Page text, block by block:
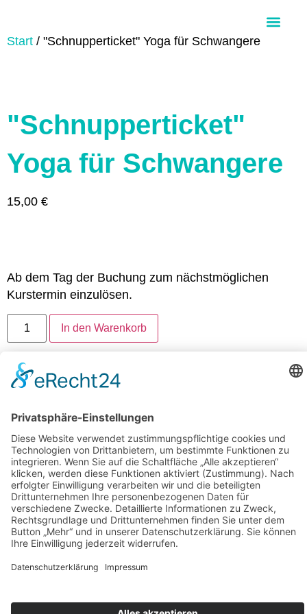
Start / "Schnupperticket" Yoga für Schwangere
"Schnupperticket"
Yoga für Schwangere
15,00 €
Ab dem Tag der Buchung zum nächstmöglichen
Kurstermin einzulösen.
In den Warenkorb
Artikelnummer:3141-5-"SCHNUPPERTICKET"-
Folgen Sie uns auf Instagram
Aloha Ohana